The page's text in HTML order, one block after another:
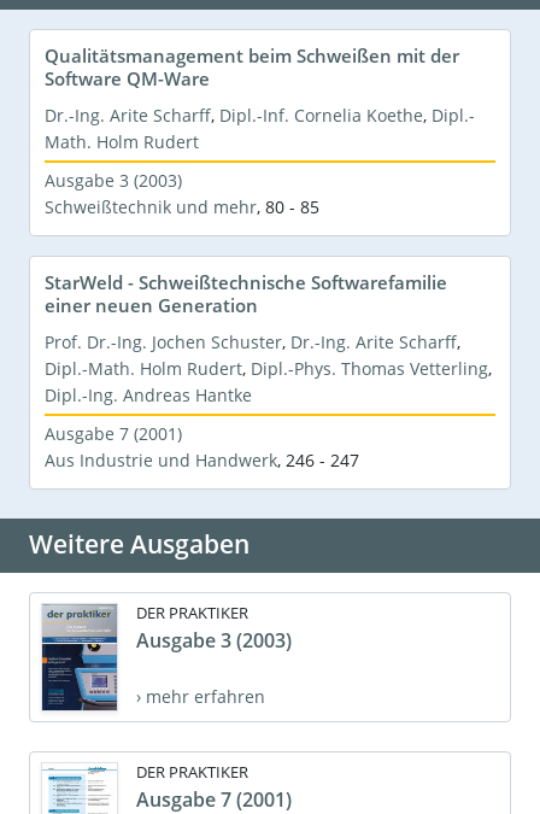
Qualitätsmanagement beim Schweißen mit der
Software QM-Ware
Dr.-Ing. Arite Scharff, Dipl.-Inf. Cornelia Koethe, Dipl.-
Math. Holm Rudert
Ausgabe 3 (2003)
Schweißtechnik und mehr, 80 - 85
StarWeld - Schweißtechnische Softwarefamilie
einer neuen Generation
Prof. Dr.-Ing. Jochen Schuster, Dr.-Ing. Arite Scharff,
Dipl.-Math. Holm Rudert, Dipl.-Phys. Thomas Vetterling,
Dipl.-Ing. Andreas Hantke
Ausgabe 7 (2001)
Aus Industrie und Handwerk, 246 - 247
Weitere Ausgaben
DER PRAKTIKER
Ausgabe 3 (2003)
› mehr erfahren
DER PRAKTIKER
Ausgabe 7 (2001)